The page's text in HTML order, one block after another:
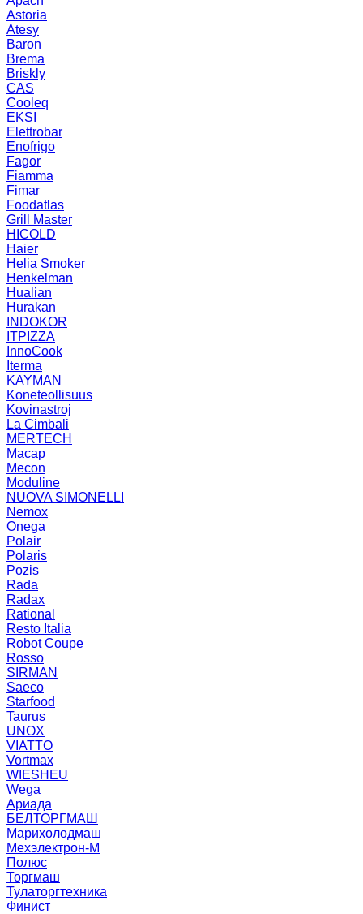
Astoria
Atesy
Baron
Brema
Briskly
CAS
Cooleq
EKSI
Elettrobar
Enofrigo
Fagor
Fiamma
Fimar
Foodatlas
Grill Master
HICOLD
Haier
Helia Smoker
Henkelman
Hualian
Hurakan
INDOKOR
ITPIZZA
InnoCook
Iterma
KAYMAN
Koneteollisuus
Kovinastroj
La Cimbali
MERTECH
Macap
Mecon
Moduline
NUOVA SIMONELLI
Nemox
Onega
Polair
Polaris
Pozis
Rada
Radax
Rational
Resto Italia
Robot Coupe
Rosso
SIRMAN
Saeco
Starfood
Taurus
UNOX
VIATTO
Vortmax
WIESHEU
Wega
Ариада
БЕЛТОРГМАШ
Марихолодмаш
Мехэлектрон-М
Полюс
Торгмаш
Тулаторгтехника
Финист